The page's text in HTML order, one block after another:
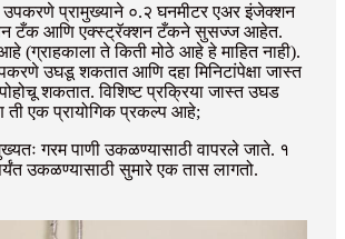
प्रामुख्याने ०.२ घनमीटर एअर इंजेक्शन
टँक आणि एक्स्ट्रॅक्शन टँकने सुसज्ज आहेत.
(ग्राहकाला ते किती मोठे आहे हे माहित नाही).
उघडू शकतात आणि दहा मिनिटांपेक्षा जास्त
शकतात. विशिष्ट प्रक्रिया जास्त उघड
ती एक प्रायोगिक प्रकल्प आहे;
गरम पाणी उकळण्यासाठी वापरले जाते. १
उकळण्यासाठी सुमारे एक तास लागतो.